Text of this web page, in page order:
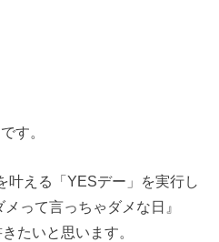
す。
叶える「YESデー」を実行し
って言っちゃダメな日』
たいと思います。